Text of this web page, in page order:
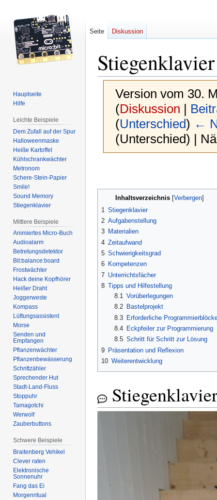
Stiegenklavier
Version vom 30.
(Diskussion |
(Unterschied) ←
(Unterschied) |
springen
springen
Inhaltsverzeichnis
1 Stiegenklavier
2 Aufgabenstellung
3 Materialien
4 Zeitaufwand
5 Schwierigkeitsgrad
6 Kompetenzen
7 Unterrichtsfächer
8 Tipps und Hilfestellung
8.1
Vorüberlegungen
8.2
Bastelprojekt
8.3 Erforderliche
8.4
Eckpfeiler zur Programmierung
8.5 Schritt für Schritt zur Lösung
9 Präsentation und Reflexion
10 Weiterentwicklung
Seite Diskussion
Hauptseite
Hilfe
Leichte Beispiele
Dem Zufall auf der Spur
Halloweenmaske
Heiße Kartoffel
Kühlschrankwächter
Metronom
Schere-Stein-Papier
Smile!
Sound Memory
Stiegenklavier
Mittlere Beispiele
Animiertes Micro-Buch
Audioalarm
Betretungsdetektor
Bit:balance:board
Frostwächter
Hack deine Kopfhörer
Heißer Draht
Joggerweste
Kompass
Lüftungsassistent
Morse
Senden und
Empfangen
Pflanzenwächter
Pflanzenbewässerung
Schrittzähler
Sprechender Hut
Stadt-Land-Fluss
Stoppuhr
Tamagotchi
Werwolf
Zauberbuttons
Schwere Beispiele
Braitenberg Vehikel
Clever raten
Elektronische
Sonnenuhr
Fang das Ei
Morgenritual